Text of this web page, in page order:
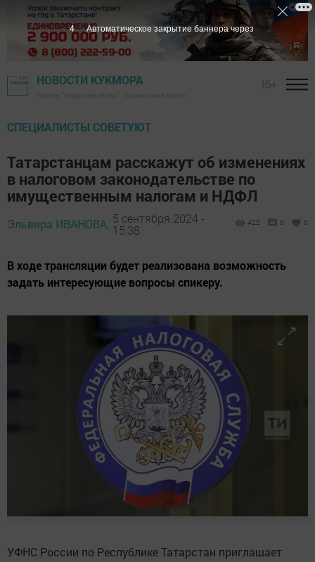
НОВОСТИ КУКМОРА
СПЕЦИАЛИСТЫ СОВЕТУЮТ
Татарстанцам расскажут об изменениях
в налоговом законодательстве по
имущественным налогам и НДФЛ
Эльвира ИВАНОВА, 5 сентября 2024 -
15:38
422 0 0
В ходе трансляции будет реализована возможность
задать интересующие вопросы спикеру.
УФНС России по Республике Татарстан приглашает
2 Автоматическое закрытие баннера через